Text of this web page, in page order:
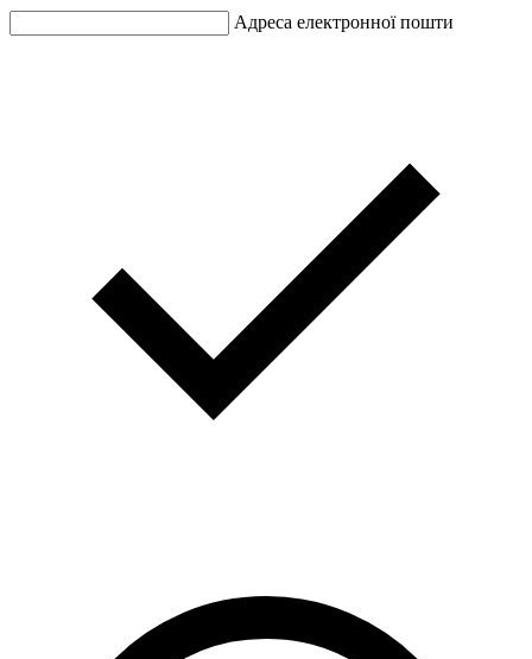
Адреса електронної пошти